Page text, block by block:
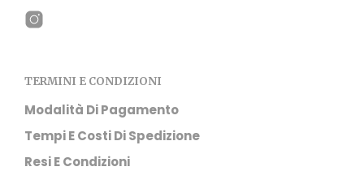
TERMINI E CONDIZIONI
Modalità Di Pagamento
Tempi E Costi Di Spedizione
Resi E Condizioni